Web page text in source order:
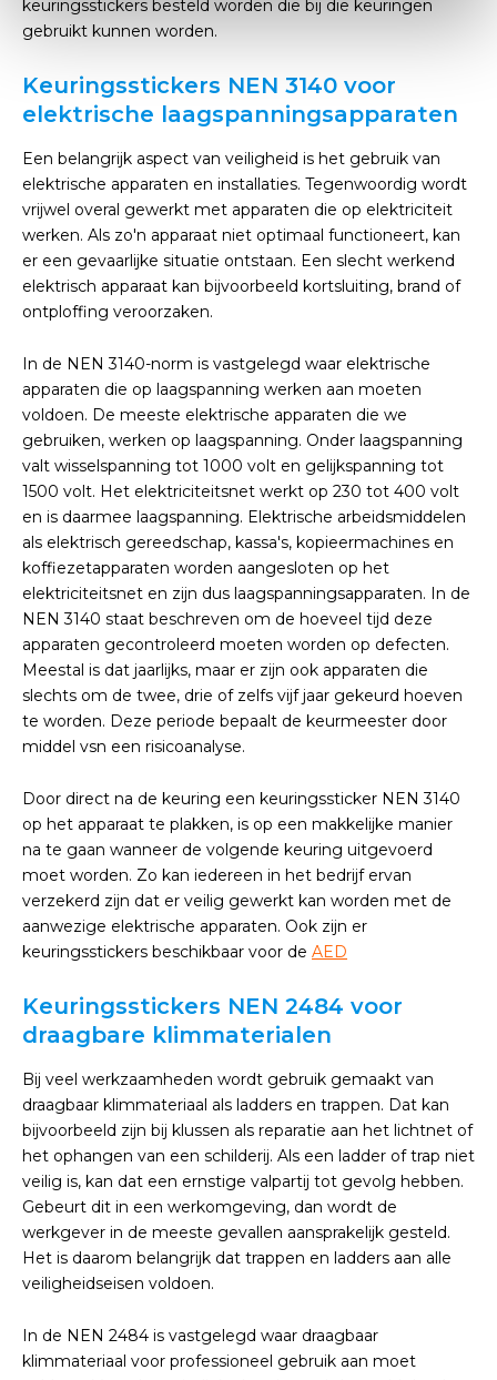
keuringsstickers besteld worden die bij die keuringen
gebruikt kunnen worden.
Keuringsstickers NEN 3140 voor
elektrische laagspanningsapparaten
Een belangrijk aspect van veiligheid is het gebruik van
elektrische apparaten en installaties. Tegenwoordig wordt
vrijwel overal gewerkt met apparaten die op elektriciteit
werken. Als zo'n apparaat niet optimaal functioneert, kan
er een gevaarlijke situatie ontstaan. Een slecht werkend
elektrisch apparaat kan bijvoorbeeld kortsluiting, brand of
ontploffing veroorzaken.
In de NEN 3140-norm is vastgelegd waar elektrische
apparaten die op laagspanning werken aan moeten
voldoen. De meeste elektrische apparaten die we
gebruiken, werken op laagspanning. Onder laagspanning
valt wisselspanning tot 1000 volt en gelijkspanning tot
1500 volt. Het elektriciteitsnet werkt op 230 tot 400 volt
en is daarmee laagspanning. Elektrische arbeidsmiddelen
als elektrisch gereedschap, kassa's, kopieermachines en
koffiezetapparaten worden aangesloten op het
elektriciteitsnet en zijn dus laagspanningsapparaten. In de
NEN 3140 staat beschreven om de hoeveel tijd deze
apparaten gecontroleerd moeten worden op defecten.
Meestal is dat jaarlijks, maar er zijn ook apparaten die
slechts om de twee, drie of zelfs vijf jaar gekeurd hoeven
te worden. Deze periode bepaalt de keurmeester door
middel vsn een risicoanalyse.
Door direct na de keuring een keuringssticker NEN 3140
op het apparaat te plakken, is op een makkelijke manier
na te gaan wanneer de volgende keuring uitgevoerd
moet worden. Zo kan iedereen in het bedrijf ervan
verzekerd zijn dat er veilig gewerkt kan worden met de
aanwezige elektrische apparaten. Ook zijn er
keuringsstickers beschikbaar voor de AED
Keuringsstickers NEN 2484 voor
draagbare klimmaterialen
Bij veel werkzaamheden wordt gebruik gemaakt van
draagbaar klimmateriaal als ladders en trappen. Dat kan
bijvoorbeeld zijn bij klussen als reparatie aan het lichtnet of
het ophangen van een schilderij. Als een ladder of trap niet
veilig is, kan dat een ernstige valpartij tot gevolg hebben.
Gebeurt dit in een werkomgeving, dan wordt de
werkgever in de meeste gevallen aansprakelijk gesteld.
Het is daarom belangrijk dat trappen en ladders aan alle
veiligheidseisen voldoen.
In de NEN 2484 is vastgelegd waar draagbaar
klimmateriaal voor professioneel gebruik aan moet